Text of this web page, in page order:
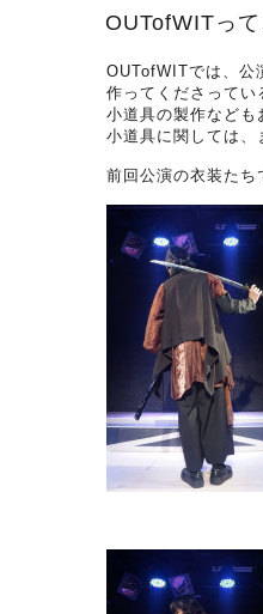
OUTofWITって
OUTofWITでは、公
作ってくださって
小道具の製作なども
小道具に関しては
前回公演の衣装たち